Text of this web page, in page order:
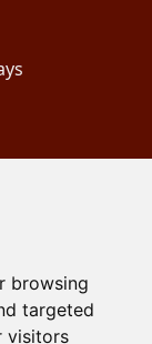
browsing
targeted
visitors